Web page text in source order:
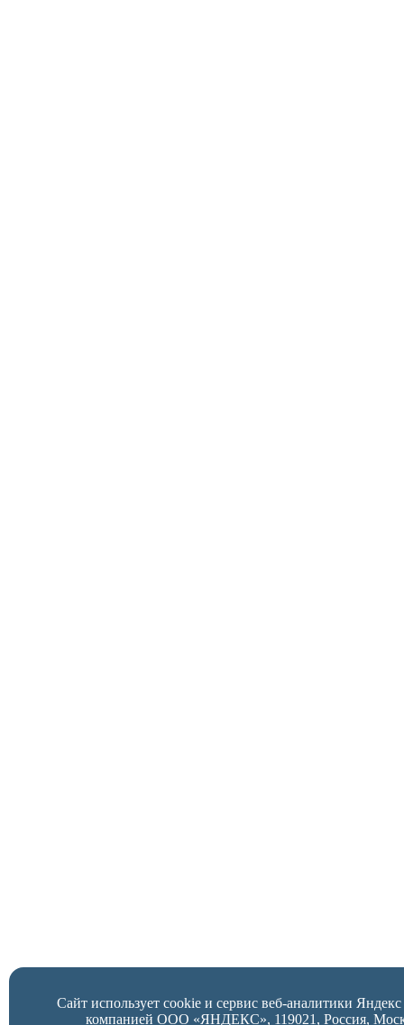
Сайт использует cookie и сервис веб-аналитики
компанией ООО «ЯНДЕКС», 119021, Россия,